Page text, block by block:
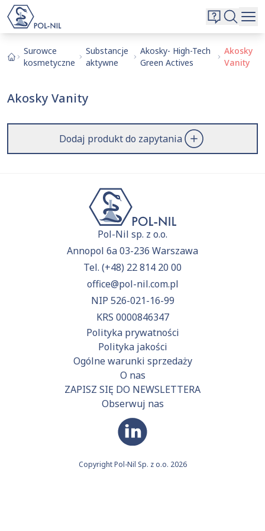
O nas
Kontakt
Surowce
kosmetyczne
Substancje
aktywne
Akosky- High-Tech
Green Actives
Akosky
Vanity
Akosky Vanity
Dodaj produkt do zapytania
Pol-Nil sp. z o.o.
Annopol 6a 03-236 Warszawa
Tel. (+48) 22 814 20 00
office@pol-nil.com.pl
NIP 526-021-16-99
KRS 0000846347
Polityka prywatności
Polityka jakości
Ogólne warunki sprzedaży
O nas
ZAPISZ SIĘ DO NEWSLETTERA
Obserwuj nas
Copyright Pol-Nil Sp. z o.o. 2026
Wybrane surowce i substancje
Aktualnie niczego nie dodałeś do zapytania.
Wyszukiwarka
Szukaj